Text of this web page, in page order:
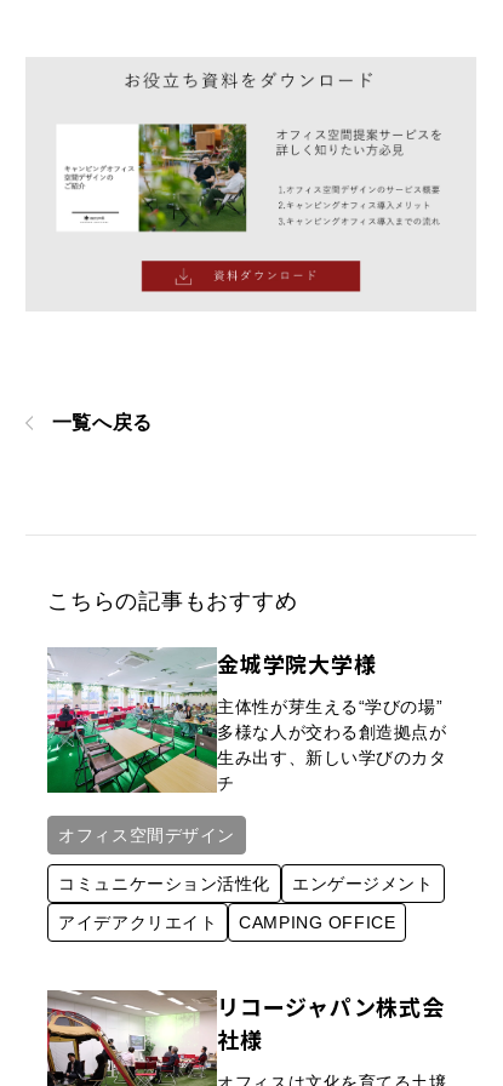
一覧へ戻る
こちらの記事もおすすめ
金城学院大学様
主体性が芽生える“学びの場”
多様な人が交わる創造拠点が
生み出す、新しい学びのカタ
チ
オフィス空間デザイン
コミュニケーション活性化
エンゲージメント
アイデア​クリエイト
CAMPING OFFICE
リコージャパン株式会
社様